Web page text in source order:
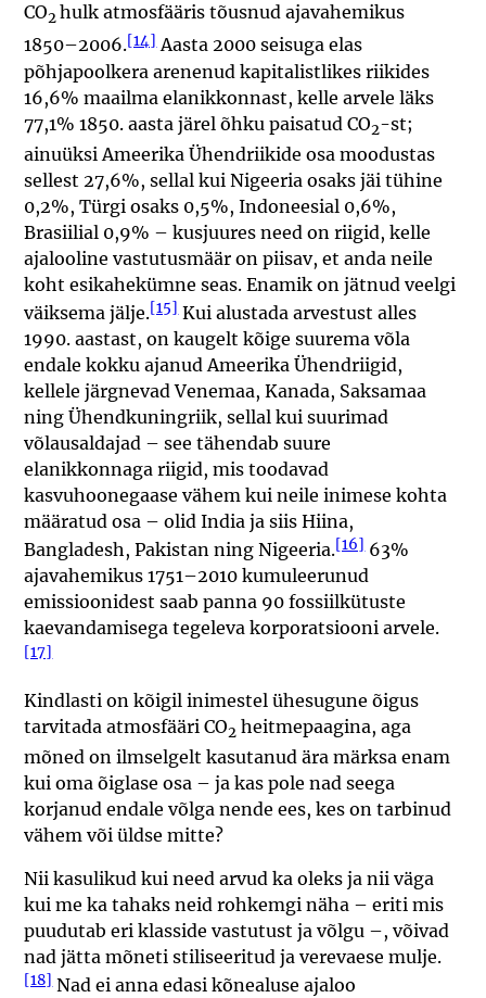
CO2hulk atmosfääris tõusnud ajavahemikus
1850–2006.[14]Aasta 2000 seisuga elas
põhjapoolkera arenenud kapitalistlikes riikides
16,6% maailma elanikkonnast, kelle arvele läks
77,1% 1850. aasta järel õhku paisatud CO2-st;
ainuüksi Ameerika Ühendriikide osa moodustas
sellest 27,6%, sellal kui Nigeeria osaks jäi tühine
0,2%, Türgi osaks 0,5%, Indoneesial 0,6%,
Brasiilial 0,9% – kusjuures need on riigid, kelle
ajalooline vastutusmäär on piisav, et anda neile
koht esikahekümne seas. Enamik on jätnud veelgi
väiksema jälje.[15]Kui alustada arvestust alles
1990. aastast, on kaugelt kõige suurema võla
endale kokku ajanud Ameerika Ühendriigid,
kellele järgnevad Venemaa, Kanada, Saksamaa
ning Ühendkuningriik, sellal kui suurimad
võlausaldajad – see tähendab suure
elanikkonnaga riigid, mis toodavad
kasvuhoonegaase vähem kui neile inimese kohta
määratud osa – olid India ja siis Hiina,
Bangladesh, Pakistan ning Nigeeria.[16]63%
ajavahemikus 1751–2010 kumuleerunud
emissioonidest saab panna 90 fossiilkütuste
kaevandamisega tegeleva korporatsiooni arvele.
[17]
Kindlasti on kõigil inimestel ühesugune õigus
tarvitada atmosfääri CO2 heitmepaagina, aga
mõned on ilmselgelt kasutanud ära märksa enam
kui oma õiglase osa – ja kas pole nad seega
korjanud endale võlga nende ees, kes on tarbinud
vähem või üldse mitte?
Nii kasulikud kui need arvud ka oleks ja nii väga
kui me ka tahaks neid rohkemgi näha – eriti mis
puudutab eri klasside vastutust ja võlgu –, võivad
nad jätta mõneti stiliseeritud ja verevaese mulje.
[18]Nad ei anna edasi kõnealuse ajaloo